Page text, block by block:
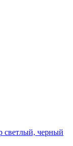
светлый, черный